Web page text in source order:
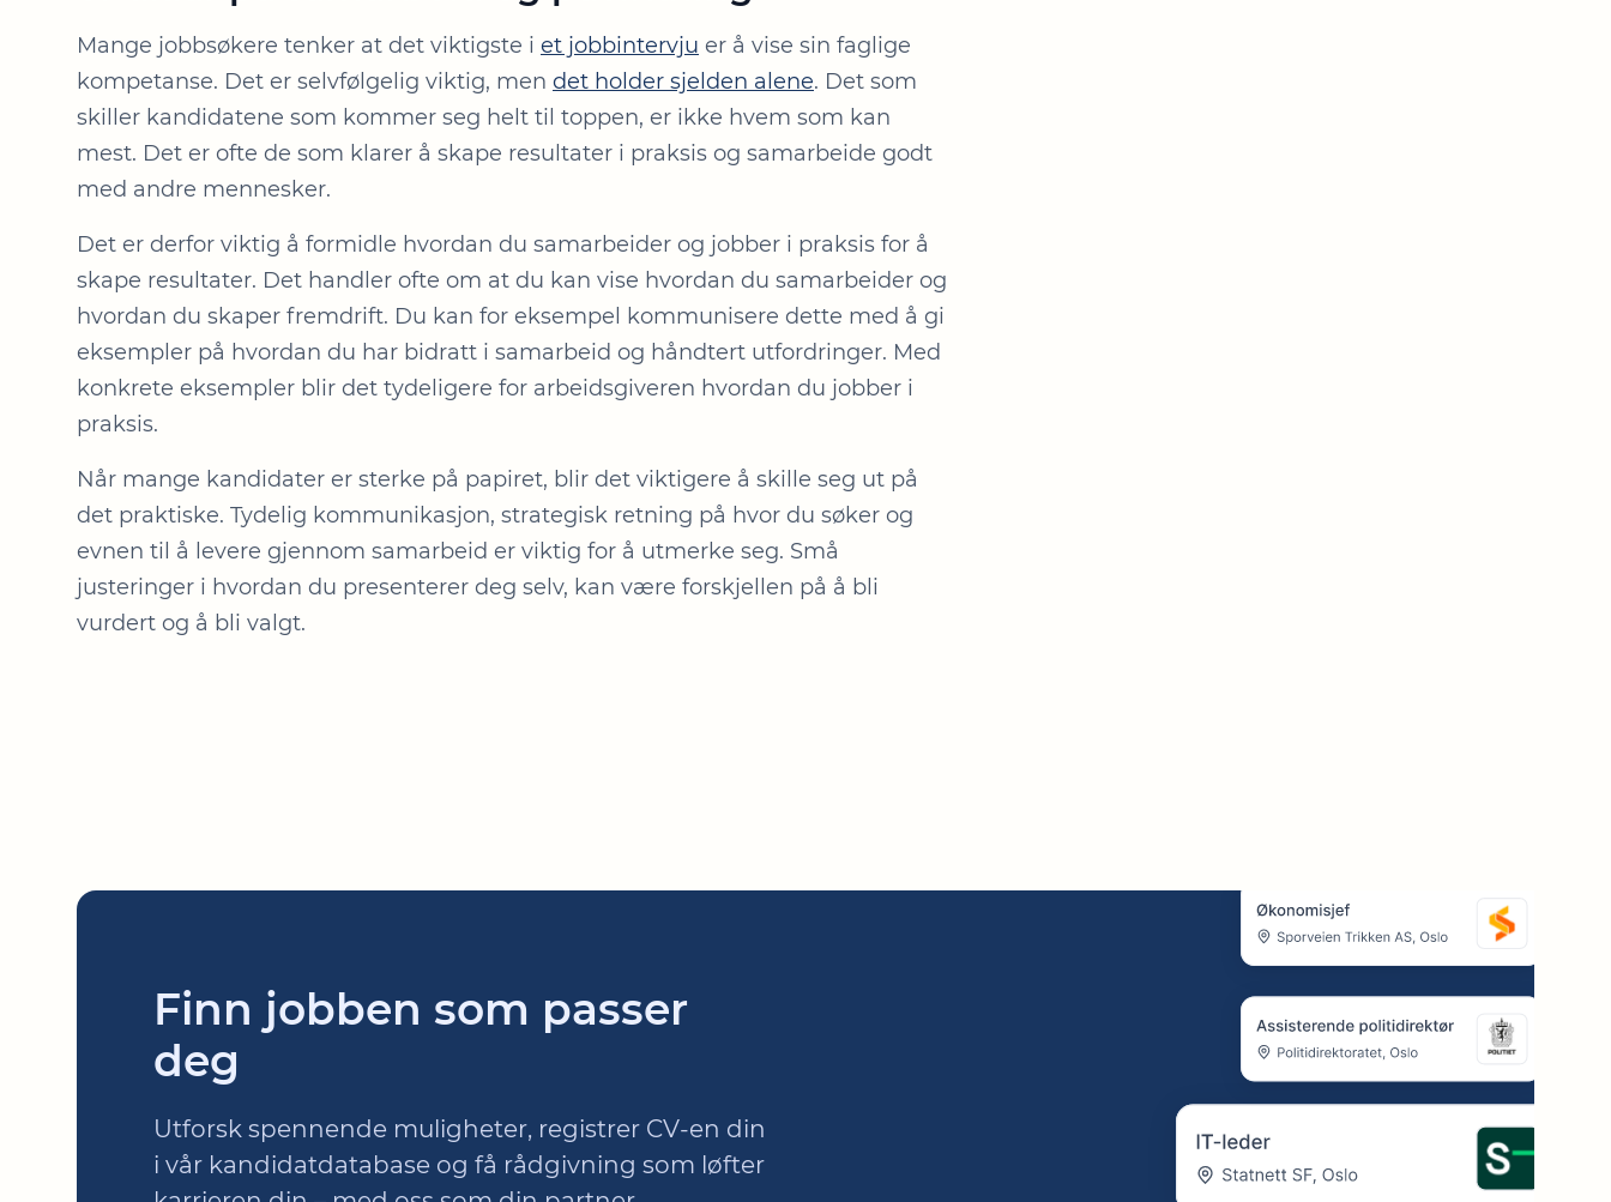
Mange jobbsøkere tenker at det viktigste i et jobbintervju er å vise sin faglige
kompetanse. Det er selvfølgelig viktig, men det holder sjelden alene. Det som
skiller kandidatene som kommer seg helt til toppen, er ikke hvem som kan
mest. Det er ofte de som klarer å skape resultater i praksis og samarbeide godt
med andre mennesker.
Det er derfor viktig å formidle hvordan du samarbeider og jobber i praksis for å
skape resultater. Det handler ofte om at du kan vise hvordan du samarbeider og
hvordan du skaper fremdrift. Du kan for eksempel kommunisere dette med å gi
eksempler på hvordan du har bidratt i samarbeid og håndtert utfordringer. Med
konkrete eksempler blir det tydeligere for arbeidsgiveren hvordan du jobber i
praksis.
Når mange kandidater er sterke på papiret, blir det viktigere å skille seg ut på
det praktiske. Tydelig kommunikasjon, strategisk retning på hvor du søker og
evnen til å levere gjennom samarbeid er viktig for å utmerke seg. Små
justeringer i hvordan du presenterer deg selv, kan være forskjellen på å bli
vurdert og å bli valgt.
Finn jobben som passer
deg
Utforsk spennende muligheter, registrer CV-en din
i vår kandidatdatabase og få rådgivning som løfter